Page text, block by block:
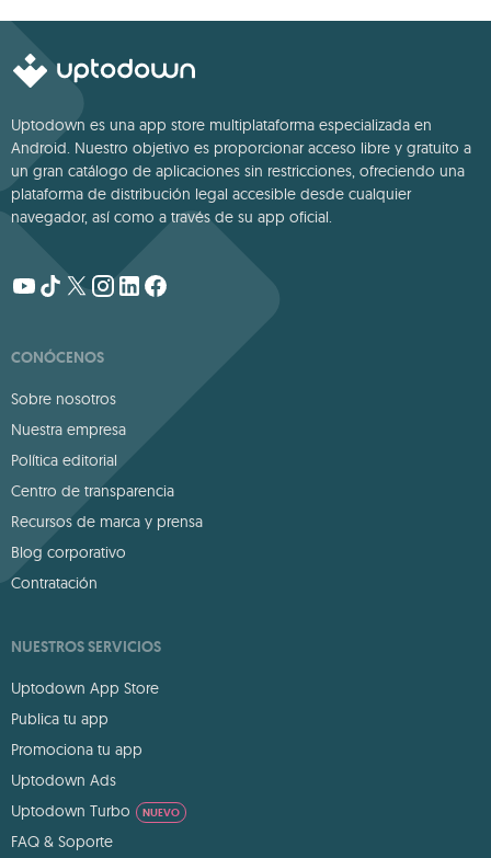
Uptodown es una app store multiplataforma especializada en
Android. Nuestro objetivo es proporcionar acceso libre y gratuito a
un gran catálogo de aplicaciones sin restricciones, ofreciendo una
plataforma de distribución legal accesible desde cualquier
navegador, así como a través de su app oficial.
CONÓCENOS
Sobre nosotros
Nuestra empresa
Política editorial
Centro de transparencia
Recursos de marca y prensa
Blog corporativo
Contratación
NUESTROS SERVICIOS
Uptodown App Store
Publica tu app
Promociona tu app
Uptodown Ads
Uptodown Turbo
NUEVO
FAQ & Soporte